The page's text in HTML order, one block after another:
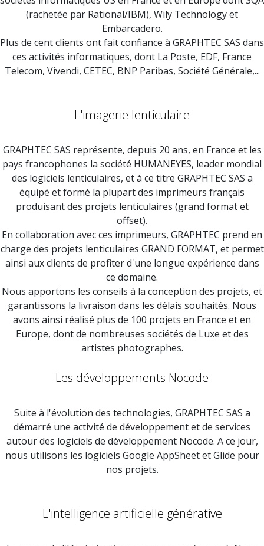
(rachetée par Rational/IBM), Wily Technology et
Embarcadero.
Plus de cent clients ont fait confiance à GRAPHTEC SAS dans
ces activités informatiques, dont La Poste, EDF, France
Telecom, Vivendi, CETEC, BNP Paribas, Société Générale,...
L'imagerie lenticulaire
GRAPHTEC SAS représente, depuis 20 ans, en France et les
pays francophones la société HUMANEYES, leader mondial
des logiciels lenticulaires, et à ce titre GRAPHTEC SAS a
équipé et formé la plupart des imprimeurs français
produisant des projets lenticulaires (grand format et
offset).
En collaboration avec ces imprimeurs, GRAPHTEC prend en
charge des projets lenticulaires GRAND FORMAT, et permet
ainsi aux clients de profiter d'une longue expérience dans
ce domaine.
Nous apportons les conseils à la conception des projets, et
garantissons la livraison dans les délais souhaités. Nous
avons ainsi réalisé plus de 100 projets en France et en
Europe, dont de nombreuses sociétés de Luxe et des
artistes photographes.
Les développements Nocode
Suite à l'évolution des technologies, GRAPHTEC SAS a
démarré une activité de développement et de services
autour des logiciels de développement Nocode. A ce jour,
nous utilisons les logiciels Google AppSheet et Glide pour
nos projets.
L'intelligence artificielle générative